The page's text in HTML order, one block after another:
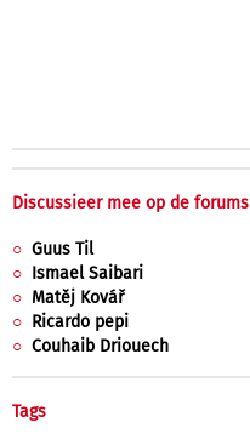
Discussieer mee op de forums
Guus Til
Ismael Saibari
Matěj Kovář
Ricardo pepi
Couhaib Driouech
Tags